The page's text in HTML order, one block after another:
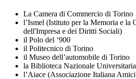
La Camera di Commercio di Torino
l’Ismel (Istituto per la Memoria e la
dell'Impresa e dei Diritti Sociali)
il Polo del ‘900
il Politecnico di Torino
il Museo dell’automobile di Torino
la Biblioteca Nazionale
l’Aiace (Associazione Italiana